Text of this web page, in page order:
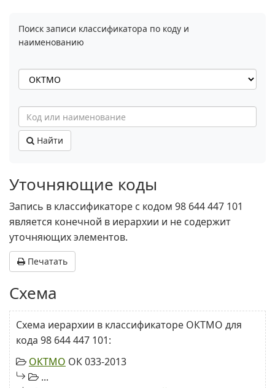
Поиск записи классификатора по коду и
наименованию
Найти
Уточняющие коды
Запись в классификаторе с кодом 98 644 447 101
является конечной в иерархии и не содержит
уточняющих элементов.
Печатать
Схема
Схема иерархии в классификаторе ОКТМО для
кода 98 644 447 101:
ОКТМО ОК 033-2013
...